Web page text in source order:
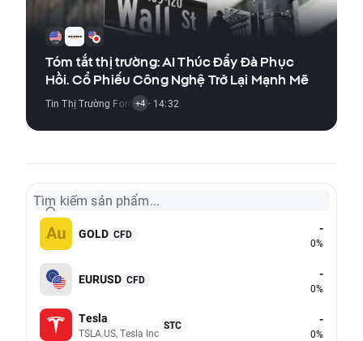
Tóm tắt thị trường: AI Thúc Đẩy Đà Phục
Hồi. Cổ Phiếu Công Nghệ Trở Lại Mạnh Mẽ
Tin Thị Trường Forex,Tin Thị Trường Hàng Hóa
+4 · 14:32
Tìm kiếm sản phẩm...
GOLD CFD -
0%
EURUSD CFD -
0%
Tesla
TSLA.US, Tesla Inc
STC -
0%